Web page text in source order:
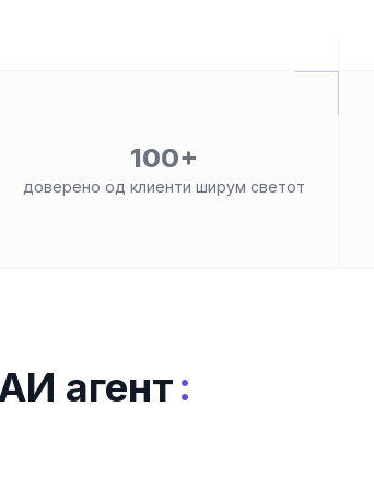
100+
доверено од клиенти ширум светот
агент: